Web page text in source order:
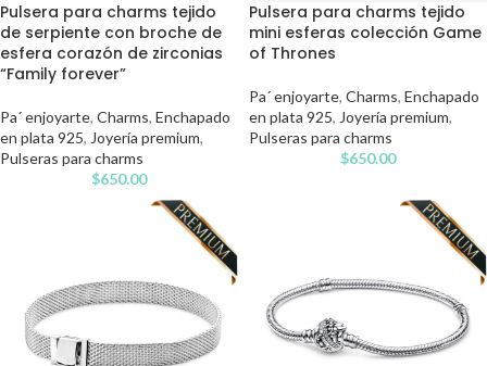
Pulsera para charms tejido
de serpiente con broche de
esfera corazón de zirconias
“Family forever”
Pa´ enjoyarte, Charms, Enchapado
en plata 925, Joyería premium,
Pulseras para charms
$650.00
Pulsera para charms tejido
mini esferas colección Game
of Thrones
Pa´ enjoyarte, Charms, Enchapado
en plata 925, Joyería premium,
Pulseras para charms
$650.00